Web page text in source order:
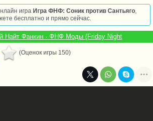
игра Игра ФНФ: Соник против Сантьяго,
бесплатно и прямо сейчас.
Найт Фанкин · ФНФ Моды (Friday Night
(Оценок игры 150)